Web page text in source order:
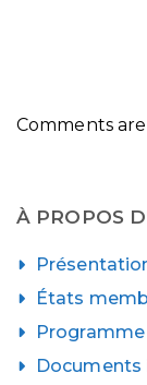
Comments
À PROPOS
États